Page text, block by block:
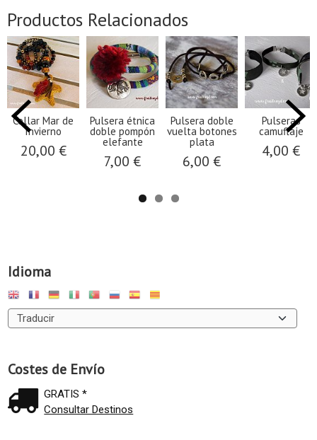
Idioma
Costes de Envío
GRATIS *
Consultar Destinos
Productos Relacionados
Collar Mar de
Invierno
20,00 €
Pulsera étnica
doble pompón
elefante
7,00 €
Pulsera doble
vuelta botones
plata
6,00 €
Pulseras
camuflaje
4,00 €